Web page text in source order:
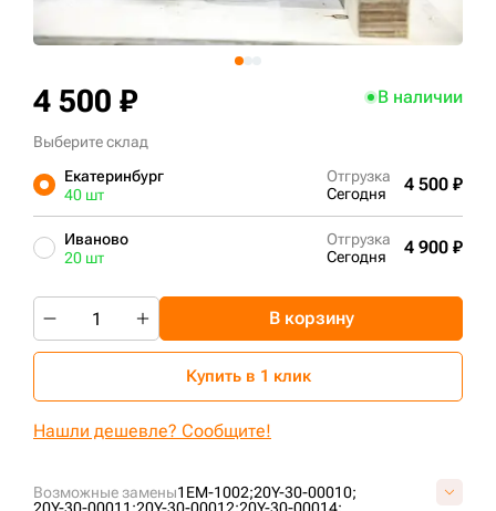
Возможные замены1EM-1002;20Y-30-00010;
4 500 ₽ В наличии
Выберите склад
Екатеринбург
40 шт
Отгрузка
Сегодня
4 500 ₽
Иваново
20 шт
Отгрузка
Сегодня
4 900 ₽
В корзину
Купить в 1 клик
Нашли дешевле? Сообщите!
+7 (499) 394-50-93